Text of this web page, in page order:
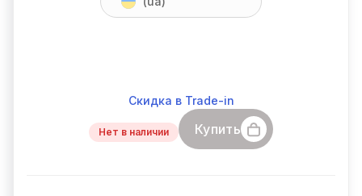
Скидка в Trade-in
Нет в наличии Купить